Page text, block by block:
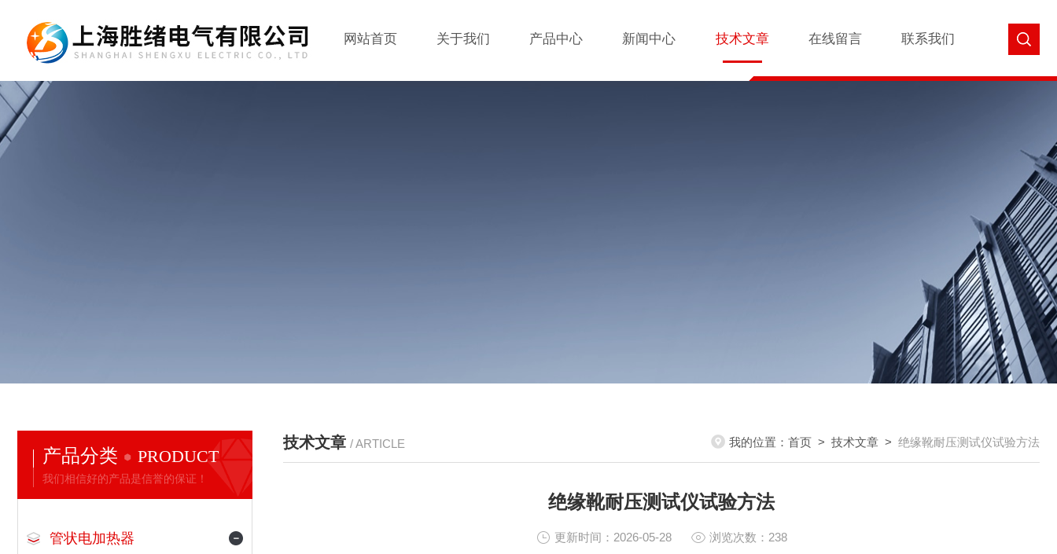
网站首页 关于我们 产品中心 新闻中心 技术文章 在线留言 联系我们
产品分类 PRODUCT
我们相信好的产品是信誉的保证！
管状电加热器
技术文章 / ARTICLE 我的位置： 首页 > 技术文章 > 绝缘靴耐压测试仪试验方法
绝缘靴耐压测试仪试验方法
更新时间：2026-05-28 浏览次数：238